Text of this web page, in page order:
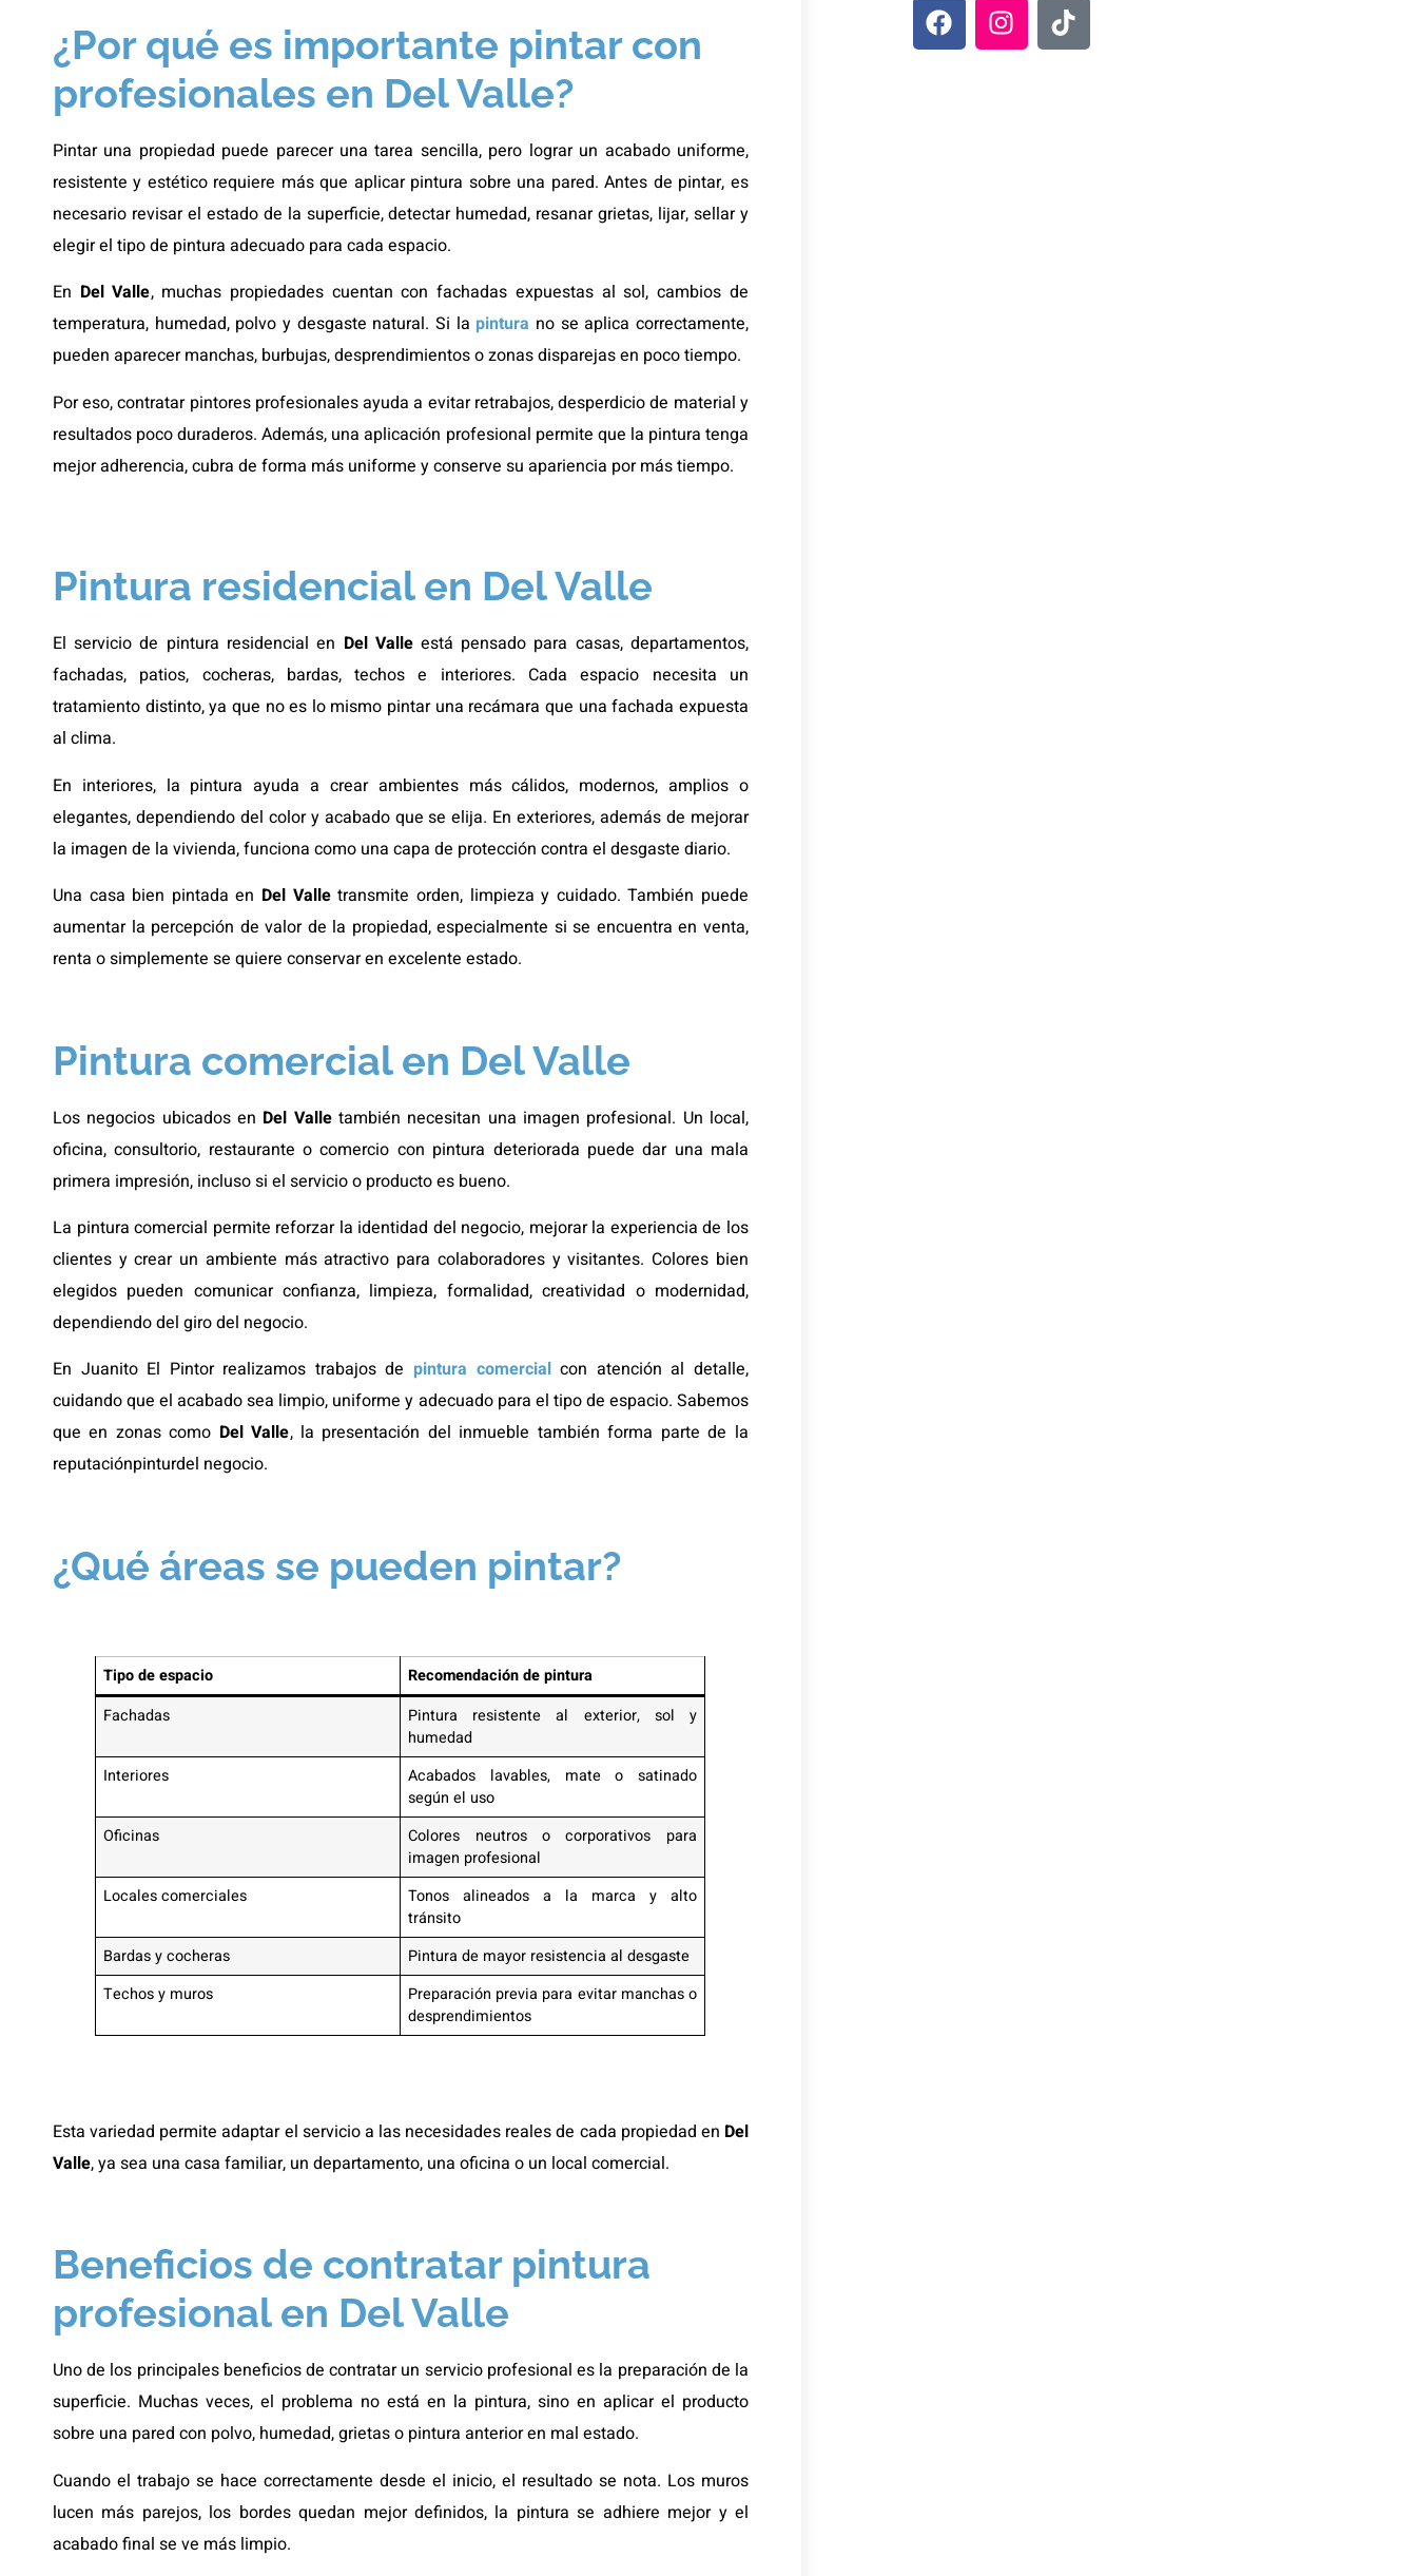
¿Por qué es importante pintar con
profesionales en Del Valle?
Pintar una propiedad puede parecer una tarea sencilla, pero lograr un acabado uniforme,
resistente y estético requiere más que aplicar pintura sobre una pared. Antes de pintar, es
necesario revisar el estado de la superficie, detectar humedad, resanar grietas, lijar, sellar y
elegir el tipo de pintura adecuado para cada espacio.
En Del Valle, muchas propiedades cuentan con fachadas expuestas al sol, cambios de
temperatura, humedad, polvo y desgaste natural. Si la pintura no se aplica correctamente,
pueden aparecer manchas, burbujas, desprendimientos o zonas disparejas en poco tiempo.
Por eso, contratar pintores profesionales ayuda a evitar retrabajos, desperdicio de material y
resultados poco duraderos. Además, una aplicación profesional permite que la pintura tenga
mejor adherencia, cubra de forma más uniforme y conserve su apariencia por más tiempo.
Pintura residencial en Del Valle
El servicio de pintura residencial en Del Valleestá pensado para casas, departamentos,
fachadas, patios, cocheras, bardas, techos e interiores. Cada espacio necesita un
tratamiento distinto, ya que no es lo mismo pintar una recámara que una fachada expuesta
al clima.
En interiores, la pintura ayuda a crear ambientes más cálidos, modernos, amplios o
elegantes, dependiendo del color y acabado que se elija. En exteriores, además de mejorar
la imagen de la vivienda, funciona como una capa de protección contra el desgaste diario.
Una casa bien pintada en Del Valletransmite orden, limpieza y cuidado. También puede
aumentar la percepción de valor de la propiedad, especialmente si se encuentra en venta,
renta o simplemente se quiere conservar en excelente estado.
Pintura comercial en Del Valle
Los negocios ubicados en Del Valletambién necesitan una imagen profesional. Un local,
oficina, consultorio, restaurante o comercio con pintura deteriorada puede dar una mala
primera impresión, incluso si el servicio o producto es bueno.
La pintura comercial permite reforzar la identidad del negocio, mejorar la experiencia de los
clientes y crear un ambiente más atractivo para colaboradores y visitantes. Colores bien
elegidos pueden comunicar confianza, limpieza, formalidad, creatividad o modernidad,
dependiendo del giro del negocio.
En Juanito El Pintor realizamos trabajos de pintura comercialcon atención al detalle,
cuidando que el acabado sea limpio, uniforme y adecuado para el tipo de espacio. Sabemos
que en zonas como Del Valle, la presentación del inmueble también forma parte de la
reputaciónpinturdel negocio.
¿Qué áreas se pueden pintar?
Tipo de espacio
Recomendación de pintura
Fachadas
Pintura resistente al exterior, sol y
humedad
Interiores
Acabados lavables, mate o satinado
según el uso
Oficinas
Colores neutros o corporativos para
imagen profesional
Locales comerciales
Tonos alineados a la marca y alto
tránsito
Bardas y cocheras
Pintura de mayor resistencia al desgaste
Techos y muros
Preparación previa para evitar manchas o
desprendimientos
Esta variedad permite adaptar el servicio a las necesidades reales de cada propiedad en Del
Valle, ya sea una casa familiar, un departamento, una oficina o un local comercial.
Beneficios de contratar pintura
profesional en Del Valle
Uno de los principales beneficios de contratar un servicio profesional es la preparación de la
superficie. Muchas veces, el problema no está en la pintura, sino en aplicar el producto
sobre una pared con polvo, humedad, grietas o pintura anterior en mal estado.
Cuando el trabajo se hace correctamente desde el inicio, el resultado se nota. Los muros
lucen más parejos, los bordes quedan mejor definidos, la pintura se adhiere mejor y el
acabado final se ve más limpio.